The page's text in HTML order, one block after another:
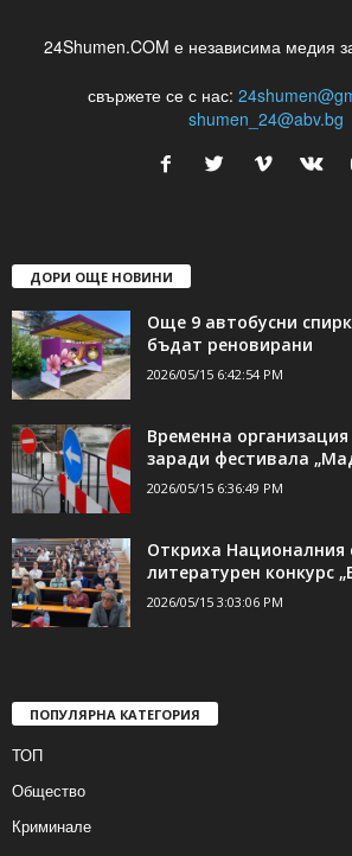
24Shumen.COM е независима медия
свържете се с нас:
shumen_24@abv.bg
ДОРИ ОЩЕ НОВИНИ
Още 9 автобусни
бъдат реновирани
2026/05/15 6:42:54 PM
Временна
заради фестивала
2026/05/15 6:36:49 PM
Откриха Националния
литературен конкурс
2026/05/15 3:03:06 PM
ПОПУЛЯРНА КАТЕГОРИЯ
ТОП
Общество
Криминале